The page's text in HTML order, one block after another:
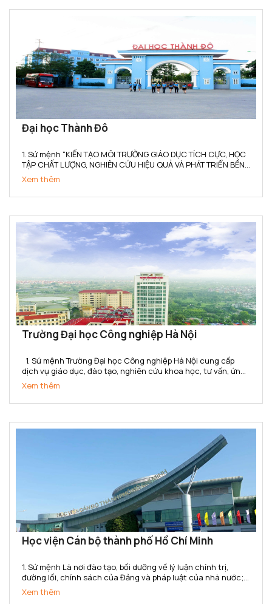
Đại học Thành Đô
1. Sứ mệnh “KIẾN TẠO MÔI TRƯỜNG GIÁO DỤC TÍCH CỰC, HỌC
TẬP CHẤT LƯỢNG, NGHIÊN CỨU HIỆU QUẢ VÀ PHÁT TRIỂN BỀN
VỮNG” (1) Trường Đại học Thành Đô kiến tạo cho người học
không gian tích hợp Học – Hành – Nghề - Nghiệp, gắn kết...
Xem thêm
Trường Đại học Công nghiệp Hà Nội
dịch vụ giáo dục, đào tạo, nghiên cứu khoa học, tư vấn, ứng
dụng và chuyển giao công nghệ đáp ứng yêu cầu công
nghiệp hóa - hiện đại hóa đất nước và hội nhập quốc...
Xem thêm
Học viện Cán bộ thành phố Hồ Chí Minh
1. Sứ mệnh Là nơi đào tạo, bồi dưỡng về lý luận chính trị,
đường lối, chính sách của Đảng và pháp luật của nhà nước;
kiến thức và kỹ năng quản lý nhà nước cho đội ngũ cán bộ,
công chức, viên chức của Thành phố Hồ Chí Minh...
Xem thêm